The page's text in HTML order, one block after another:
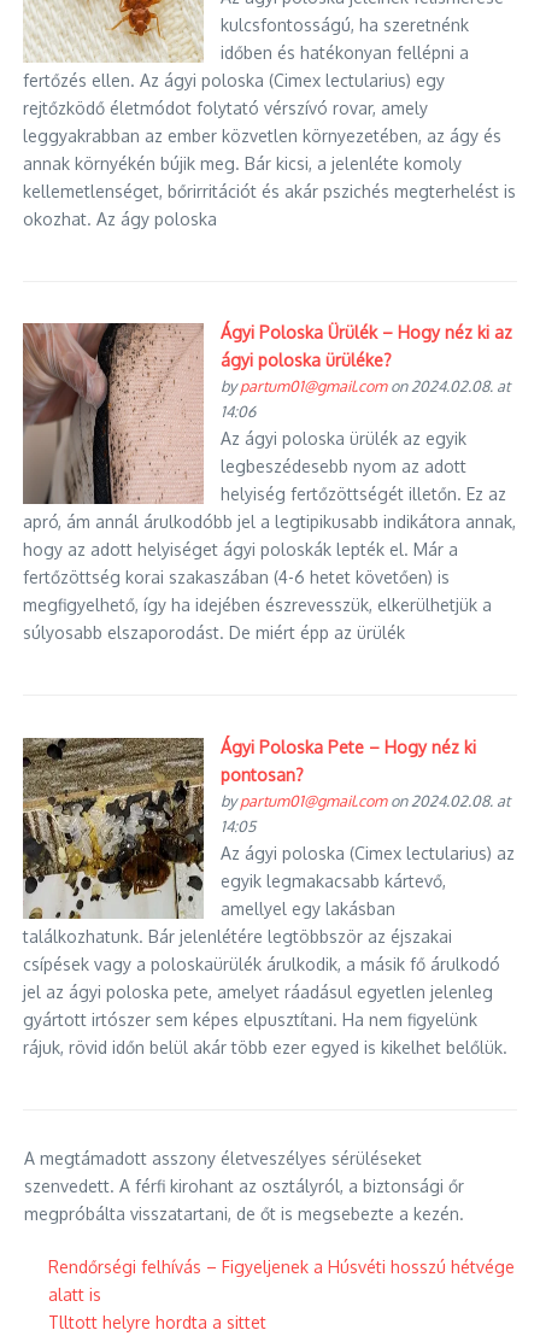
kulcsfontosságú, ha szeretnénk
időben és hatékonyan fellépni a
fertőzés ellen. Az ágyi poloska (Cimex lectularius) egy
rejtőzködő életmódot folytató vérszívó rovar, amely
leggyakrabban az ember közvetlen környezetében, az ágy és
annak környékén bújik meg. Bár kicsi, a jelenléte komoly
kellemetlenséget, bőrirritációt és akár pszichés megterhelést is
okozhat. Az ágy poloska
Ágyi Poloska Ürülék – Hogy néz ki az
ágyi poloska ürüléke?
bypartum01@gmail.comon 2024.02.08. at
14:06
Az ágyi poloska ürülék az egyik
legbeszédesebb nyom az adott
helyiség fertőzöttségét illetőn. Ez az
apró, ám annál árulkodóbb jel a legtipikusabb indikátora annak,
hogy az adott helyiséget ágyi poloskák lepték el. Már a
fertőzöttség korai szakaszában (4-6 hetet követően) is
megfigyelhető, így ha idejében észrevesszük, elkerülhetjük a
súlyosabb elszaporodást. De miért épp az ürülék
Ágyi Poloska Pete – Hogy néz ki
pontosan?
bypartum01@gmail.comon 2024.02.08. at
14:05
Az ágyi poloska (Cimex lectularius) az
egyik legmakacsabb kártevő,
amellyel egy lakásban
találkozhatunk. Bár jelenlétére legtöbbször az éjszakai
csípések vagy a poloskaürülék árulkodik, a másik fő árulkodó
jel az ágyi poloska pete, amelyet ráadásul egyetlen jelenleg
gyártott irtószer sem képes elpusztítani. Ha nem figyelünk
rájuk, rövid időn belül akár több ezer egyed is kikelhet belőlük.
A megtámadott asszony életveszélyes sérüléseket
szenvedett. A férfi kirohant az osztályról, a biztonsági őr
megpróbálta visszatartani, de őt is megsebezte a kezén.
Rendőrségi felhívás – Figyeljenek a Húsvéti hosszú hétvége
alatt is
Tlltott helyre hordta a sittet